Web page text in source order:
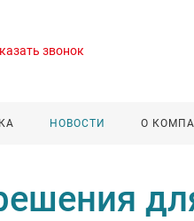
звонок
НОВОСТИ О